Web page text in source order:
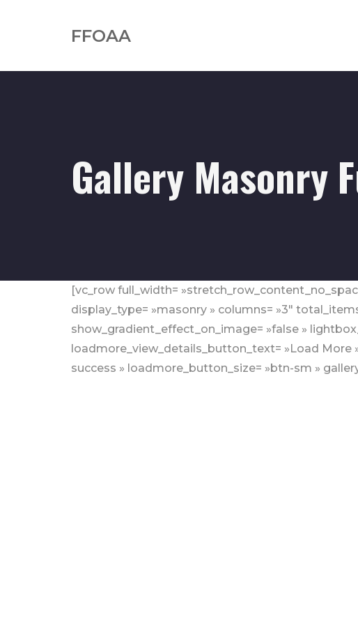
FFOAA
Gallery Masonry
[vc_row full_width=
display_type= »masonry » columns= »3″
show_gradient_effect_on_image= »false »
loadmore_view_details_button_text= »Load
success » loadmore_button_size= »btn-sm »